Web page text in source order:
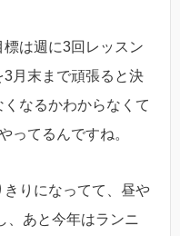
は週に3回レッスン
月末まで頑張ると決
なるかわからなくて
ってるんですね。
りになってて、昼や
、あと今年はランニ